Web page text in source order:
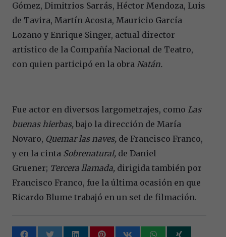
Gómez, Dimitrios Sarrás, Héctor Mendoza, Luis
de Tavira, Martín Acosta, Mauricio García
Lozano y Enrique Singer, actual director
artístico de la Compañía Nacional de Teatro,
con quien participó en la obra Natán.
Fue actor en diversos largometrajes, como Las
buenas hierbas, bajo la dirección de María
Novaro, Quemar las naves, de Francisco Franco,
y en la cinta Sobrenatural, de Daniel
Gruener; Tercera llamada, dirigida también por
Francisco Franco, fue la última ocasión en que
Ricardo Blume trabajó en un set de filmación.